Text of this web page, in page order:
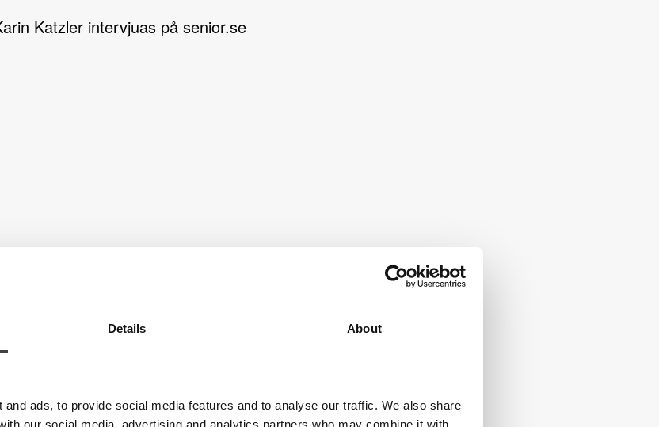
Details About
ads, to provide social media features and to analyse our traffic. We also share
our social media, advertising and analytics partners who may combine it with
Katzler intervjuas på senior.se